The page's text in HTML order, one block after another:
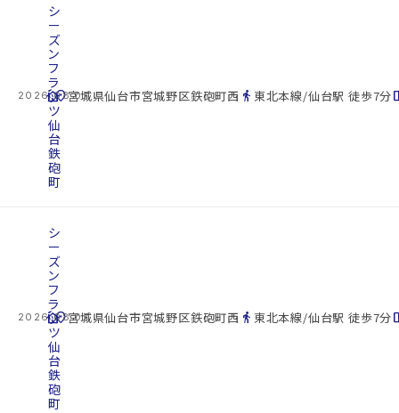
2026.08.07
cottage
シ
ー
ズ
ン
フ
ラ
ッ
ツ
仙
台
鉄
砲
町
location_on宮城県仙台市宮城野区鉄砲町西 directions_walk 東北本線/仙台駅 徒歩7分
2026.08.07
cottage
シ
ー
ズ
ン
フ
ラ
ッ
ツ
仙
台
鉄
砲
町
location_on宮城県仙台市宮城野区鉄砲町西 directions_walk 東北本線/仙台駅 徒歩7分